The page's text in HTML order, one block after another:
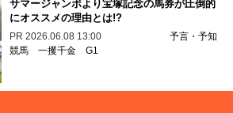
サマージャンボより宝塚記念の馬券が圧倒的
にオススメの理由とは!?
PR 2026.06.08 13:00
予言・予知
競馬 一攫千金 G1